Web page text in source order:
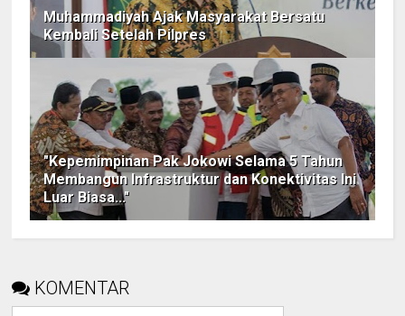
Muhammadiyah Ajak Masyarakat Bersatu
Kembali Setelah Pilpres
"Kepemimpinan Pak Jokowi Selama 5 Tahun
Membangun Infrastruktur dan Konektivitas Ini
Luar Biasa..."
KOMENTAR